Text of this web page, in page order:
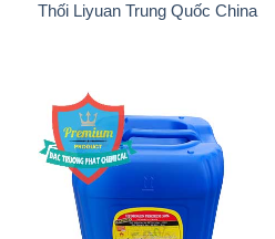
Thối Liyuan Trung Quốc China